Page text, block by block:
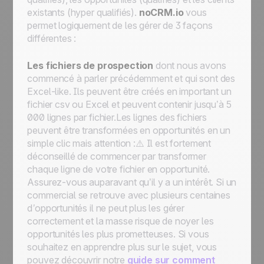
rappel
Assigner une opportunité qui remplit une
condition spécifique à un commercial
Assigner une nouvelle opportunité à un
Bien démarrer avec l'automatisation :
automatiser les process pour optimiser le
travail au quotidien
existants (hyper qualifiés). noCRM.iovous
permet logiquement de les gérer de 3 façons
différentes :
Les fichiers de prospection dont nous avons
commencé à parler précédemment et qui sont des
Excel-like. Ils peuvent être créés en important un
fichier csv ou Excel et peuvent contenir jusqu’à 5
000 lignes par fichier.Les lignes des fichiers
peuvent être transformées en opportunités en un
simple clic mais attention :⚠️ Il est fortement
déconseillé de commencer par transformer
chaque ligne de votre fichier en opportunité.
Assurez-vous auparavant qu’il y a un intérêt. Si un
commercial se retrouve avec plusieurs centaines
d’opportunités il ne peut plus les gérer
correctementet la masse risque de noyer les
opportunités les plus prometteuses. Si vous
souhaitez en apprendre plus sur le sujet, vous
pouvez découvrir notre guide sur comment